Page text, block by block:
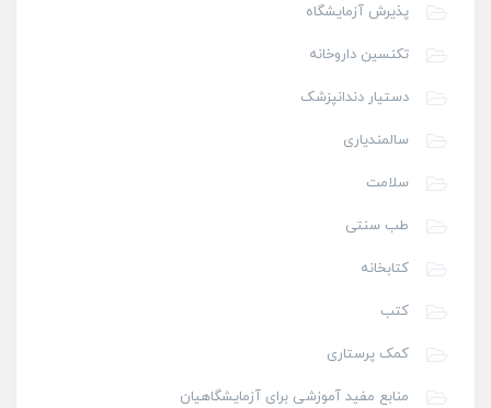
پذیرش آزمایشگاه
تکنسین داروخانه
دستیار دندانپزشک
سالمندیاری
سلامت
طب سنتی
کتابخانه
کتب
کمک پرستاری
منابع مفید آموزشی برای آزمایشگاهیان